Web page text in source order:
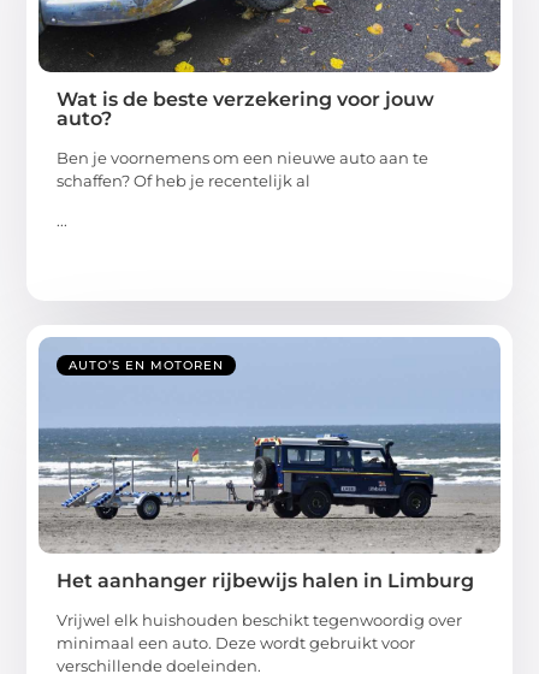
Wat is de beste verzekering voor jouw
auto?
Ben je voornemens om een nieuwe auto aan te
schaffen? Of heb je recentelijk al
...
AUTO’S EN MOTOREN
Het aanhanger rijbewijs halen in Limburg
Vrijwel elk huishouden beschikt tegenwoordig over
minimaal een auto. Deze wordt gebruikt voor
verschillende doeleinden.